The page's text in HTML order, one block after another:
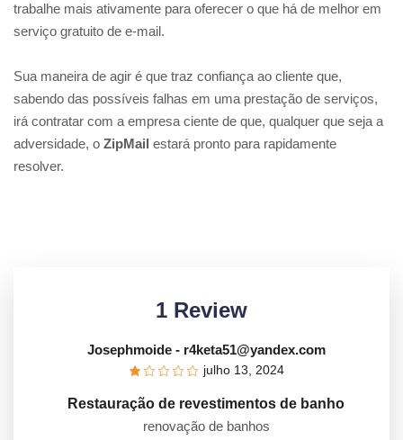
trabalhe mais ativamente para oferecer o que há de melhor em
serviço gratuito de e-mail.
Sua maneira de agir é que traz confiança ao cliente que,
sabendo das possíveis falhas em uma prestação de serviços,
irá contratar com a empresa ciente de que, qualquer que seja a
adversidade, o ZipMail estará pronto para rapidamente
resolver.
1 Review
Josephmoide - r4keta51@yandex.com
julho 13, 2024
Restauração de revestimentos de banho
renovação de banhos